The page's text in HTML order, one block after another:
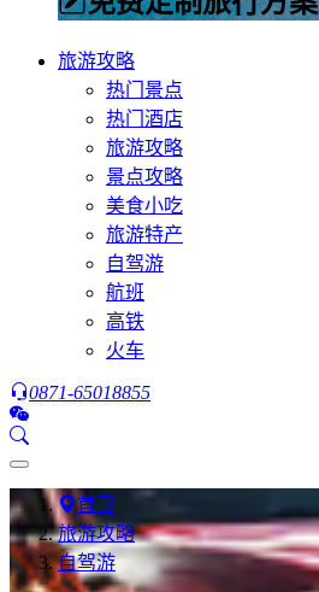
旅游攻略
热门景点
热门酒店
旅游攻略
景点攻略
美食小吃
旅游特产
自驾游
航班
高铁
火车
0871-65018855
首页
旅游攻略
自驾游